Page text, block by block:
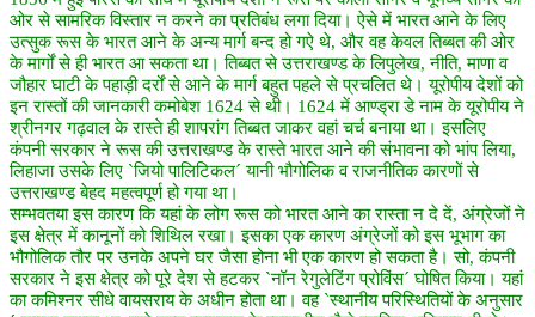
ओर से सामरिक विस्तार न करने का प्रतिबंध लगा दिया। ऐसे में भारत आने के लिए
उत्सुक रूस के भारत आने के अन्य मार्ग बन्द हो गऐ थे, और वह केवल तिब्बत की ओर
के मार्गों से ही भारत आ सकता था। तिब्बत से उत्तराखण्ड के लिपुलेख, नीति, माणा व
जौहार घाटी के पहाड़ी दर्रों से आने के मार्ग बहुत पहले से प्रचलित थे। यूरोपीय देशों को
इन रास्तों की जानकारी कमोबेश 1624 से थी। 1624 में आण्ड्रा डे नाम के यूरोपीय ने
श्रीनगर गढ़वाल के रास्ते ही शापरांग तिब्बत जाकर वहां चर्च बनाया था। इसलिए
कंपनी सरकार ने रूस की उत्तराखण्ड के रास्ते भारत आने की संभावना को भांप लिया,
लिहाजा उसके लिए `जियो पालिटिकल´ यानी भौगोलिक व राजनीतिक कारणों से
उत्तराखण्ड बेहद महत्वपूर्ण हो गया था।
सम्भवतया इस कारण कि यहां के लोग रूस को भारत आने का रास्ता न दे दें, अंग्रेजों ने
इस क्षेत्र में कानूनों को शिथिल रखा। इसका एक कारण अंग्रेजों को इस भूभाग का
भौगोलिक तौर पर उनके अपने घर जैसा होना भी एक कारण हो सकता है। सो, कंपनी
सरकार ने इस क्षेत्र को पूरे देश से हटकर `नॉन रेगुलेटिंग प्रोविंस´ घोषित किया। यहां
का कमिश्नर सीधे वायसराय के अधीन होता था। वह `स्थानीय परिस्थितियों के अनुसार